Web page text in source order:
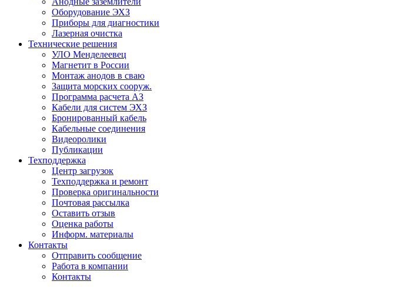
Оборудование ЭХЗ
Приборы для диагностики
Лазерная очистка
Технические решения
УЛО Менделеевец
Магнетит в России
Монтаж анодов в сваю
Защита морских сооруж.
Программа расчета АЗ
Кабели для систем ЭХЗ
Бронированный кабель
Кабельные соединения
Видеоролики
Публикации
Техподдержка
Центр загрузок
Техподдержка и ремонт
Проверка оригинальности
Почтовая рассылка
Оставить отзыв
Оценка работы
Информ. материалы
Контакты
Отправить сообщение
Работа в компании
Контакты